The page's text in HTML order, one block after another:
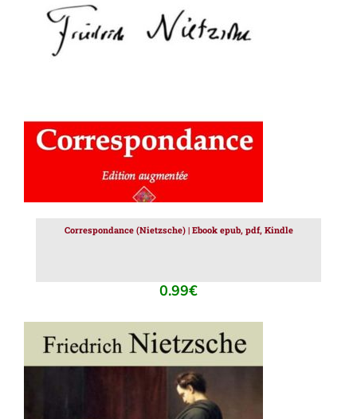
AJOUTER AU PANIER
Correspondance (Nietzsche) | Ebook epub, pdf, Kindle
0.99€